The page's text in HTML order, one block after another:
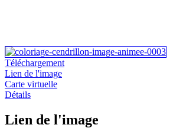
Téléchargement
Lien de l'image
Carte virtuelle
Détails
Lien de l'image